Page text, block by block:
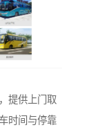
提供上门取
时间与停靠